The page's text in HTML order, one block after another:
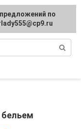
бельем
по